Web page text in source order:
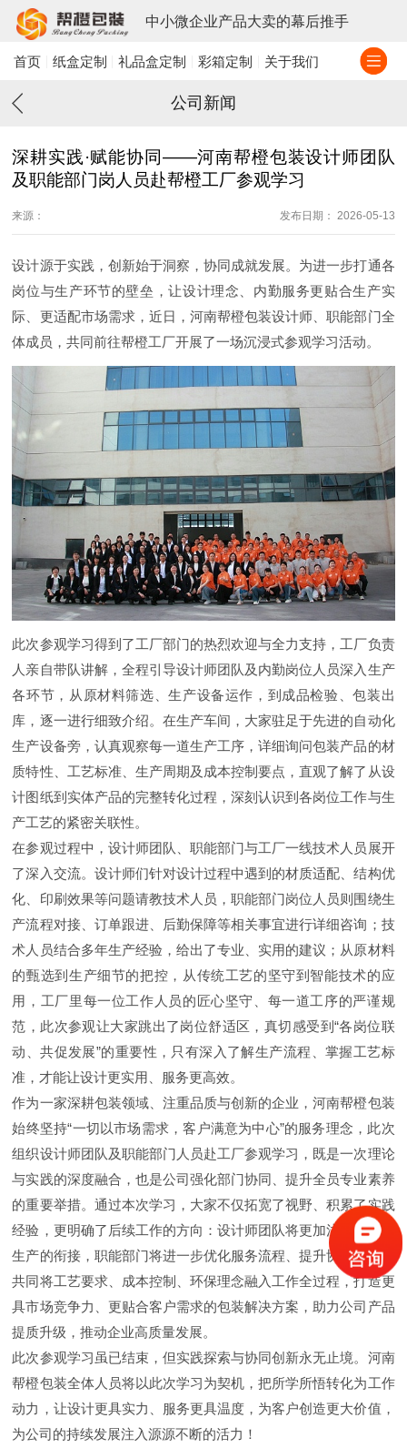
中小微企业产品大卖的幕后推手
首页 纸盒定制 礼品盒定制 彩箱定制 关于我们
公司新闻
深耕实践·赋能协同——河南帮橙包装设计师团队
及职能部门岗人员赴帮橙工厂参观学习
来源： 发布日期： 2026-05-13
设计源于实践，创新始于洞察，协同成就发展。为进一步打通各
岗位与生产环节的壁垒，让设计理念、内勤服务更贴合生产实
际、更适配市场需求，近日，河南帮橙包装设计师、职能部门全
体成员，共同前往帮橙工厂开展了一场沉浸式参观学习活动。
此次参观学习得到了工厂部门的热烈欢迎与全力支持，工厂负责
人亲自带队讲解，全程引导设计师团队及内勤岗位人员深入生产
各环节，从原材料筛选、生产设备运作，到成品检验、包装出
库，逐一进行细致介绍。在生产车间，大家驻足于先进的自动化
生产设备旁，认真观察每一道生产工序，详细询问包装产品的材
质特性、工艺标准、生产周期及成本控制要点，直观了解了从设
计图纸到实体产品的完整转化过程，深刻认识到各岗位工作与生
产工艺的紧密关联性。
在参观过程中，设计师团队、职能部门与工厂一线技术人员展开
了深入交流。设计师们针对设计过程中遇到的材质适配、结构优
化、印刷效果等问题请教技术人员，职能部门岗位人员则围绕生
产流程对接、订单跟进、后勤保障等相关事宜进行详细咨询；技
术人员结合多年生产经验，给出了专业、实用的建议；从原材料
的甄选到生产细节的把控，从传统工艺的坚守到智能技术的应
用，工厂里每一位工作人员的匠心坚守、每一道工序的严谨规
范，此次参观让大家跳出了岗位舒适区，真切感受到“各岗位联
动、共促发展”的重要性，只有深入了解生产流程、掌握工艺标
准，才能让设计更实用、服务更高效。
作为一家深耕包装领域、注重品质与创新的企业，河南帮橙包装
始终坚持“一切以市场需求，客户满意为中心”的服务理念，此次
组织设计师团队及职能部门人员赴工厂参观学习，既是一次理论
与实践的深度融合，也是公司强化部门协同、提升全员专业素养
的重要举措。通过本次学习，大家不仅拓宽了视野、积累了实践
经验，更明确了后续工作的方向：设计师团队将更加注重设计与
生产的衔接，职能部门将进一步优化服务流程、提升协同效率，
共同将工艺要求、成本控制、环保理念融入工作全过程，打造更
具市场竞争力、更贴合客户需求的包装解决方案，助力公司产品
提质升级，推动企业高质量发展。
此次参观学习虽已结束，但实践探索与协同创新永无止境。河南
帮橙包装全体人员将以此次学习为契机，把所学所悟转化为工作
动力，让设计更具实力、服务更具温度，为客户创造更大价值，
为公司的持续发展注入源源不断的活力！